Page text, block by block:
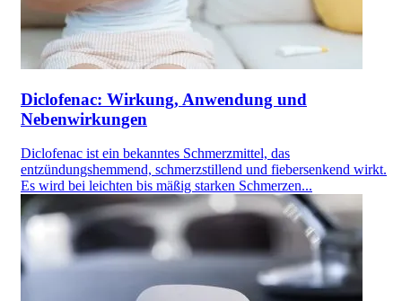
Diclofenac: Wirkung, Anwendung und
Nebenwirkungen
Diclofenac ist ein bekanntes Schmerzmittel, das
entzündungshemmend, schmerzstillend und fiebersenkend wirkt.
Es wird bei leichten bis mäßig starken Schmerzen...